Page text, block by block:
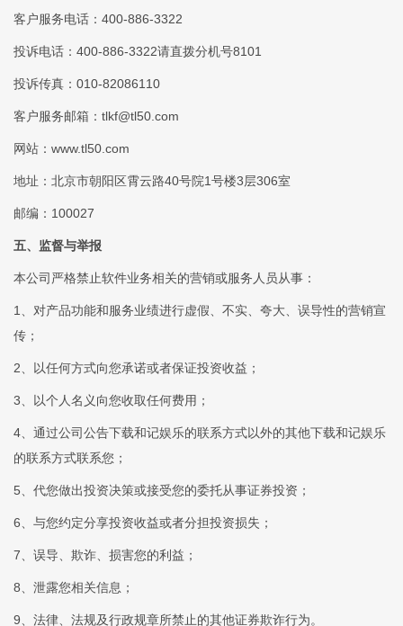
客户服务电话：400-886-3322
投诉电话：400-886-3322请直拨分机号8101
投诉传真：010-82086110
客户服务邮箱： tlkf@tl50.com
网站：www.tl50.com
地址：北京市朝阳区霄云路40号院1号楼3层306室
邮编：100027
五、监督与举报
本公司严格禁止软件业务相关的营销或服务人员从事：
1、对产品功能和服务业绩进行虚假、不实、夸大、误导性的营销宣
传；
2、以任何方式向您承诺或者保证投资收益；
3、以个人名义向您收取任何费用；
4、通过公司公告下载和记娱乐的联系方式以外的其他下载和记娱乐
的联系方式联系您；
5、代您做出投资决策或接受您的委托从事证券投资；
6、与您约定分享投资收益或者分担投资损失；
7、误导、欺诈、损害您的利益；
8、泄露您相关信息；
9、法律、法规及行政规章所禁止的其他证券欺诈行为。